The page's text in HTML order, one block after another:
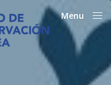
Menu
Close